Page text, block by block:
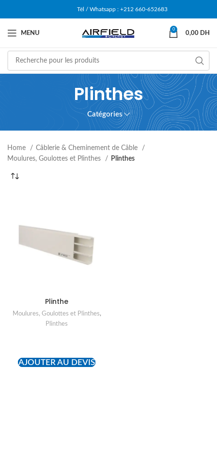
Tél / Whatsapp : +212 660-652683
MENU
0
0,00 DH
Plinthes
Catégories
Home
Câblerie & Cheminement de Câble
Moulures, Goulottes et Plinthes
Plinthes
Plinthe
Moulures, Goulottes et Plinthes,
Plinthes
AJOUTER AU DEVIS